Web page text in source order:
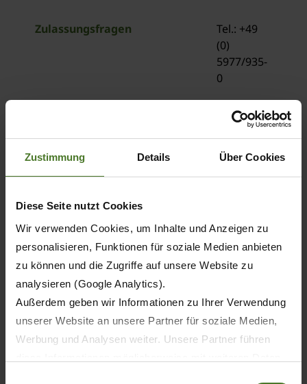
Zustimmung Details Über Cookies
Diese Seite nutzt Cookies
Wir verwenden Cookies, um Inhalte und Anzeigen zu
personalisieren, Funktionen für soziale Medien anbieten
zu können und die Zugriffe auf unsere Website zu
analysieren (Google Analytics).
Außerdem geben wir Informationen zu Ihrer Verwendung
unserer Website an unsere Partner für soziale Medien,
Werbung und Analysen weiter. Unsere Partner führen
Zulassungsfragen
Tel.: +49
(0)
5977/935-
0
Zweitschrift von
Fahrzeugpapieren